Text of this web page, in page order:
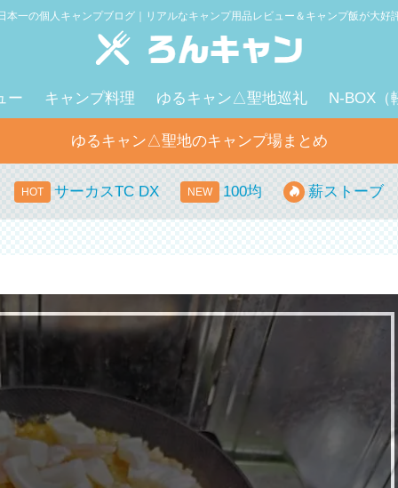
本一の個人キャンプブログ｜リアルなキャンプ用品レビュー＆キャンプ飯が大好
ー キャンプ料理 ゆるキャン△聖地巡礼 N-BOX（
ゆるキャン△聖地のキャンプ場まとめ
サーカスTC DX 100均 薪ストーブ